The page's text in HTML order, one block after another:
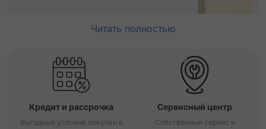
Читать полностью
Кредит и рассрочка
Выгодные условия покупки в
Сервисный центр
Собственный сервис и